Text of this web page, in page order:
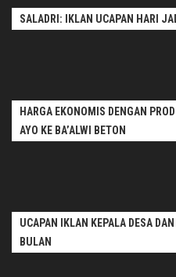
SALADRI: IKLAN UCAPAN HARI
HARGA EKONOMIS DENGAN
AYO KE BA’ALWI BETON
UCAPAN IKLAN KEPALA DESA
BULAN